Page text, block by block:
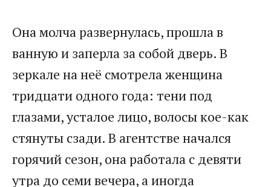
Она молча развернулась, прошла в
ванную и заперла за собой дверь. В
зеркале на неё смотрела женщина
тридцати одного года: тени под
глазами, усталое лицо, волосы кое-как
стянуты сзади. В агентстве начался
горячий сезон, она работала с девяти
утра до семи вечера, а иногда